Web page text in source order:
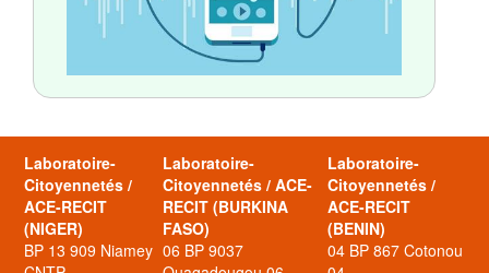
Laboratoire-
Citoyennetés /
ACE-RECIT
(NIGER)
BP 13 909 Niamey
Laboratoire-
Citoyennetés / ACE-
RECIT (BURKINA
FASO)
06 BP 9037
Laboratoire-
Citoyennetés /
ACE-RECIT
(BENIN)
04 BP 867 Cotonou